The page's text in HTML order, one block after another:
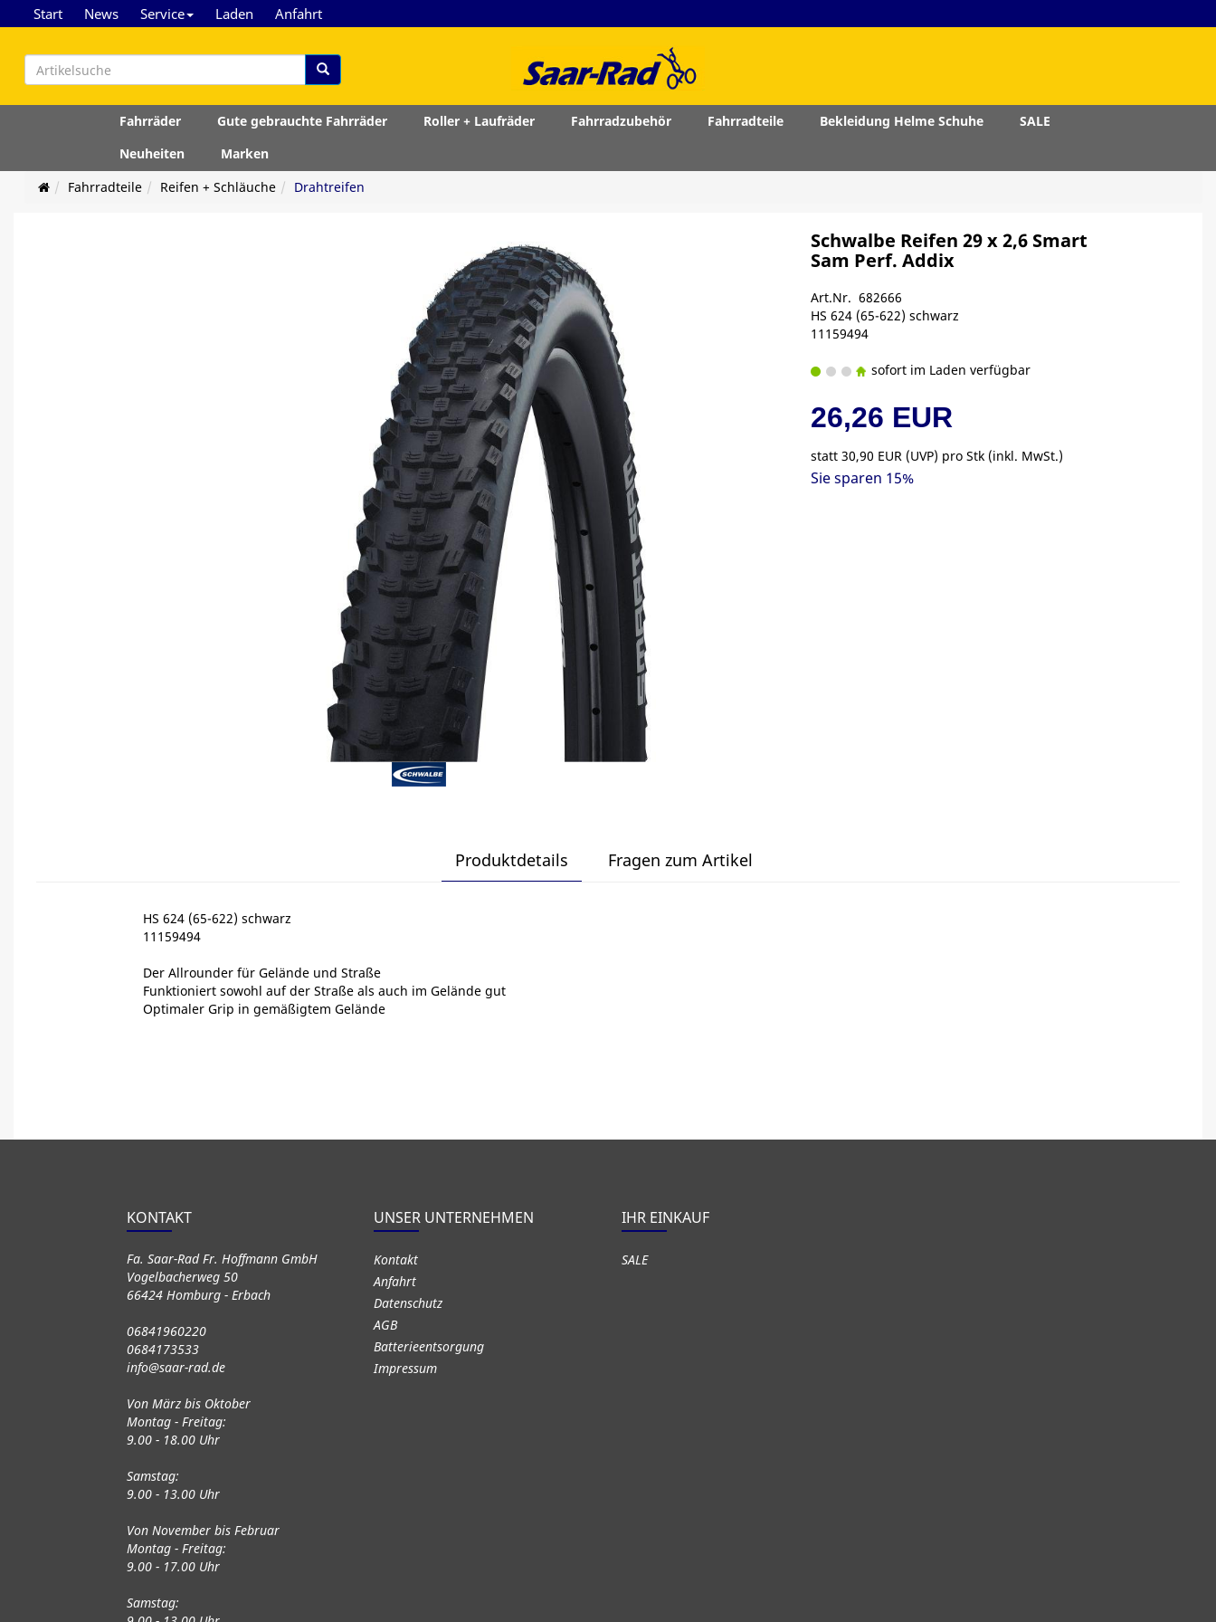
Start News Service Laden Anfahrt
Fahrräder Gute gebrauchte Fahrräder Roller + Laufräder Fahrradzubehör Fahrradteile Bekleidung Helme Schuhe
SALE
Neuheiten
Marken
Fahrradteile
Reifen + Schläuche Drahtreifen
Schwalbe Reifen 29 x 2,6 Smart
Sam Perf. Addix
Art.Nr. 682666
HS 624 (65-622) schwarz
11159494
sofort im Laden verfügbar
26,26 EUR
statt30,90 EUR (UVP) pro Stk (inkl. MwSt.)
Sie sparen 15%
Produktdetails Fragen zum Artikel
HS 624 (65-622) schwarz
11159494
Der Allrounder für Gelände und Straße
Funktioniert sowohl auf der Straße als auch im Gelände gut
Optimaler Grip in gemäßigtem Gelände
KONTAKT
Fa. Saar-Rad Fr. Hoffmann GmbH
Vogelbacherweg 50
66424 Homburg - Erbach
06841960220
0684173533
info@saar-rad.de
Von März bis Oktober
Montag - Freitag:
9.00 - 18.00 Uhr
Samstag:
9.00 - 13.00 Uhr
Von November bis Februar
Montag - Freitag:
9.00 - 17.00 Uhr
Samstag:
UNSER UNTERNEHMEN
Kontakt
Anfahrt
Datenschutz
AGB
Batterieentsorgung
Impressum
IHR EINKAUF
SALE